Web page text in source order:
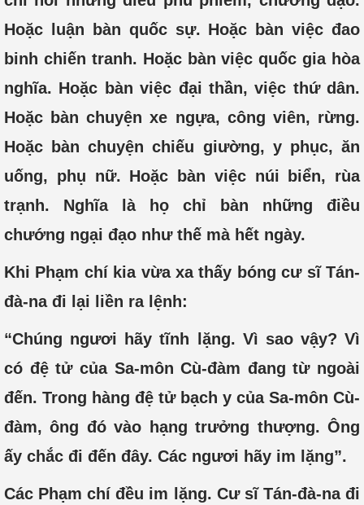
Hoặc luận bàn quốc sự. Hoặc bàn việc đao
binh chiến tranh. Hoặc bàn việc quốc gia hòa
nghĩa. Hoặc bàn việc đại thần, việc thứ dân.
Hoặc bàn chuyện xe ngựa, công viên, rừng.
Hoặc bàn chuyện chiếu giường, y phục, ăn
uống, phụ nữ. Hoặc bàn việc núi biển, rùa
trạnh. Nghĩa là họ chỉ bàn những điều
chướng ngại đạo như thế mà hết ngày.
Khi Phạm chí kia vừa xa thấy bóng cư sĩ Tán-
đà-na đi lại liền ra lệnh:
“Chúng ngươi hãy tĩnh lặng. Vì sao vậy? Vì
có đệ tử của Sa-môn Cù-đàm đang từ ngoài
đến. Trong hàng đệ tử bạch y của Sa-môn Cù-
đàm, ông đó vào hạng trưởng thượng. Ông
ấy chắc đi đến đây. Các ngươi hãy im lặng”.
Các Phạm chí đều im lặng. Cư sĩ Tán-đà-na đi